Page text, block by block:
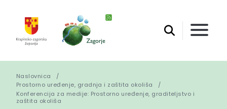
Naslovnica
Prostorno uređenje, gradnja i zaštita okoliša
Konferencija za medije: Prostorno uređenje, graditeljstvo i
zaštita okoliša